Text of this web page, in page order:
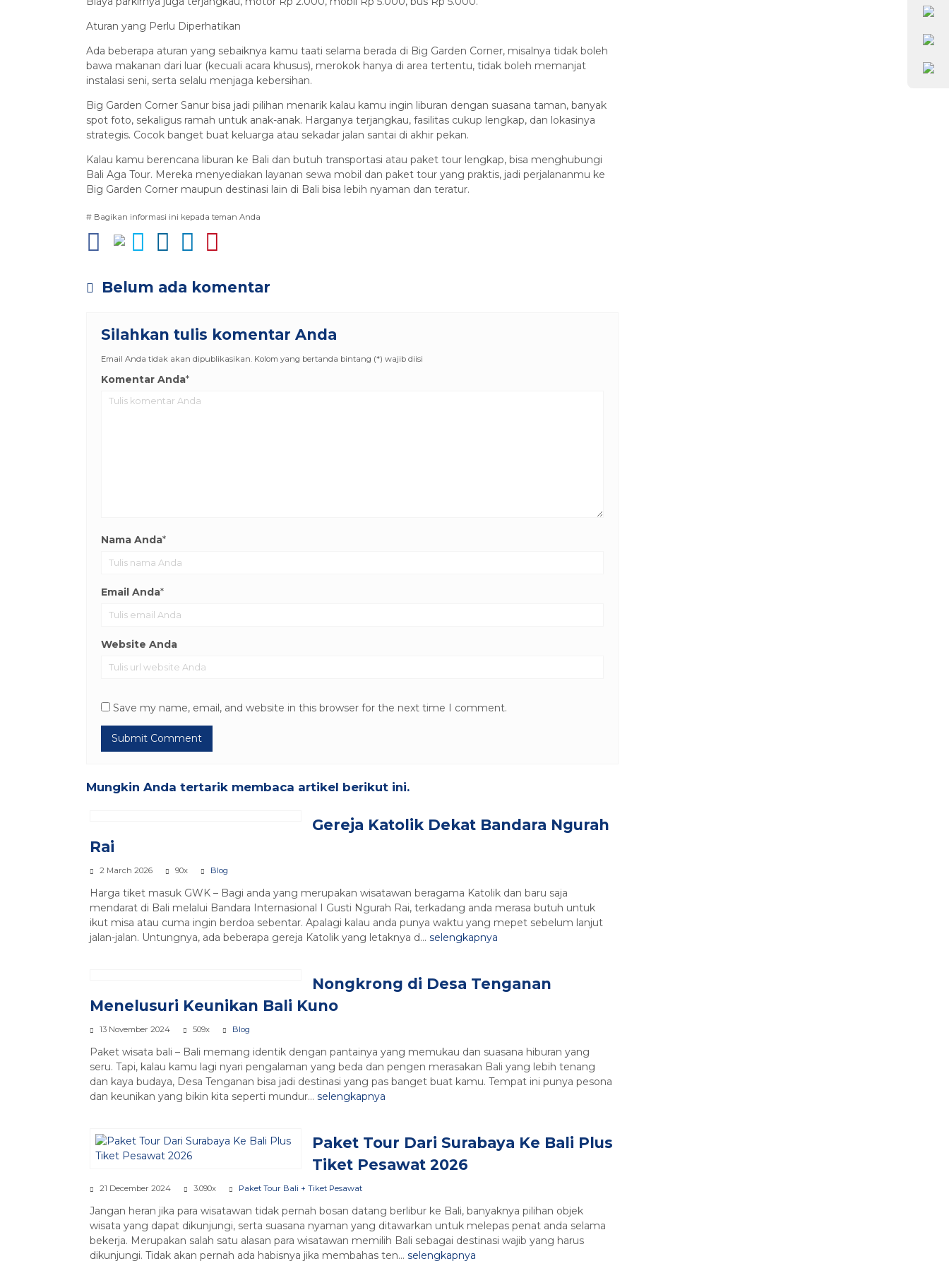
Aturan yang Perlu Diperhatikan
Ada beberapa aturan yang sebaiknya kamu taati selama berada di Big Garden Corner, misalnya tidak boleh
bawa makanan dari luar (kecuali acara khusus), merokok hanya di area tertentu, tidak boleh memanjat
instalasi seni, serta selalu menjaga kebersihan.
Big Garden Corner Sanur bisa jadi pilihan menarik kalau kamu ingin liburan dengan suasana taman, banyak
spot foto, sekaligus ramah untuk anak-anak. Harganya terjangkau, fasilitas cukup lengkap, dan lokasinya
strategis. Cocok banget buat keluarga atau sekadar jalan santai di akhir pekan.
Kalau kamu berencana liburan ke Bali dan butuh transportasi atau paket tour lengkap, bisa menghubungi
Bali Aga Tour. Mereka menyediakan layanan sewa mobil dan paket tour yang praktis, jadi perjalananmu ke
Big Garden Corner maupun destinasi lain di Bali bisa lebih nyaman dan teratur.
# Bagikan informasi ini kepada teman Anda
Belum ada komentar
Silahkan tulis komentar Anda
Email Anda tidak akan dipublikasikan. Kolom yang bertanda bintang (*) wajib diisi
Komentar Anda*
Nama Anda*
Email Anda*
Website Anda
Save my name, email, and website in this browser for the next time I comment.
Mungkin Anda tertarik membaca artikel berikut ini.
Gereja Katolik Dekat Bandara Ngurah
Rai
2 March 2026 90x Blog
Harga tiket masuk GWK – Bagi anda yang merupakan wisatawan beragama Katolik dan baru saja
mendarat di Bali melalui Bandara Internasional I Gusti Ngurah Rai, terkadang anda merasa butuh untuk
ikut misa atau cuma ingin berdoa sebentar. Apalagi kalau anda punya waktu yang mepet sebelum lanjut
jalan-jalan. Untungnya, ada beberapa gereja Katolik yang letaknya d... selengkapnya
Nongkrong di Desa Tenganan
Menelusuri Keunikan Bali Kuno
13 November 2024 509x Blog
Paket wisata bali – Bali memang identik dengan pantainya yang memukau dan suasana hiburan yang
seru. Tapi, kalau kamu lagi nyari pengalaman yang beda dan pengen merasakan Bali yang lebih tenang
dan kaya budaya, Desa Tenganan bisa jadi destinasi yang pas banget buat kamu. Tempat ini punya pesona
dan keunikan yang bikin kita seperti mundur... selengkapnya
Paket Tour Dari Surabaya Ke Bali Plus
Tiket Pesawat 2026
21 December 2024 3.090x Paket Tour Bali + Tiket Pesawat
Jangan heran jika para wisatawan tidak pernah bosan datang berlibur ke Bali, banyaknya pilihan objek
wisata yang dapat dikunjungi, serta suasana nyaman yang ditawarkan untuk melepas penat anda selama
bekerja. Merupakan salah satu alasan para wisatawan memilih Bali sebagai destinasi wajib yang harus
dikunjungi. Tidak akan pernah ada habisnya jika membahas ten... selengkapnya